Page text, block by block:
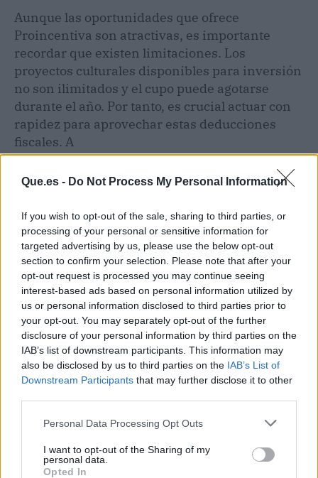
Que.es - Do Not Process My Personal Information
If you wish to opt-out of the sale, sharing to third parties, or
processing of your personal or sensitive information for
targeted advertising by us, please use the below opt-out
section to confirm your selection. Please note that after your
opt-out request is processed you may continue seeing
interest-based ads based on personal information utilized by
us or personal information disclosed to third parties prior to
your opt-out. You may separately opt-out of the further
disclosure of your personal information by third parties on the
IAB’s list of downstream participants. This information may
also be disclosed by us to third parties on the IAB’s List of
Downstream Participants that may further disclose it to other
Personal Data Processing Opt Outs
I want to opt-out of the Sharing of my
personal data.
Opted In
Aunque las oportunidades que ofrece
Proincentiva son atractivas, es importante
recordar que existen limitaciones. Los
proyectos culturales disponibles para inversión
no son ilimitados y el cupo puede agotarse
durante el año. Por tanto, es crucial actuar con
rapidez para aprovechar estas deducciones
fiscales. A
Publicidad